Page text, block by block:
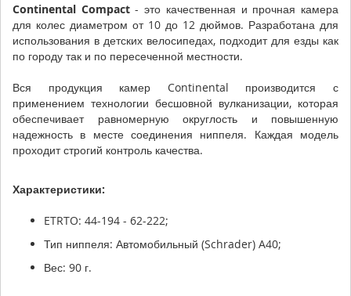
Continental Compact- это качественная и прочная камера
для колес диаметром от 10 до 12 дюймов. Разработана для
использования в детских велосипедах, подходит для езды как
по городу так и по пересеченной местности.
Вся продукция камер Continental производится с
применением технологии бесшовной вулканизации, которая
обеспечивает равномерную округлость и повышенную
надежность в месте соединения ниппеля. Каждая модель
проходит строгий контроль качества.
Характеристики:
ETRTO: 44-194 - 62-222;
Тип ниппеля: Автомобильный (Schrader) A40;
Вес: 90 г.